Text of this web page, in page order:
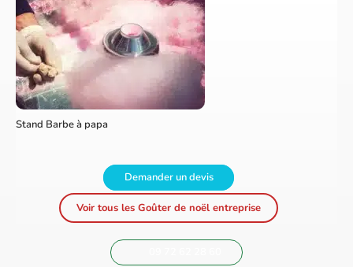
Stand Barbe à papa
Demander un devis
Voir tous les Goûter de noël entreprise